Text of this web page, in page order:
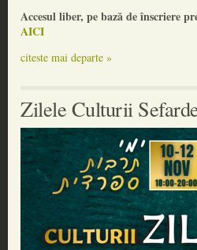
Accesul liber, pe bază de înscriere
AICI
citeste mai departe »
Zilele Culturii